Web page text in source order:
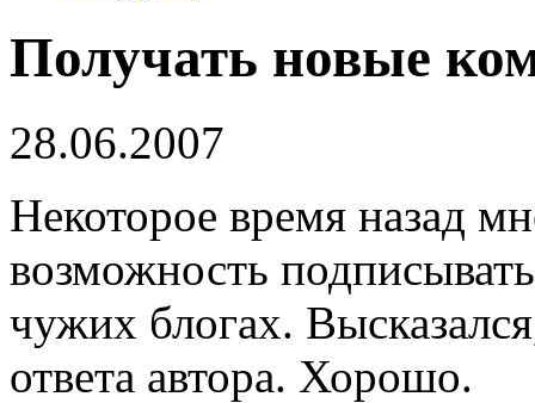
Получать новые
28.06.2007
Некоторое время назад
возможность
чужих блогах.
ответа автора. Хорошо.